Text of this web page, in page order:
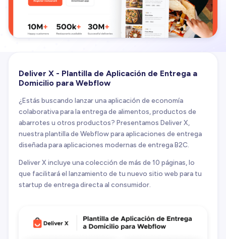
Deliver X - Plantilla de Aplicación de Entrega a
Domicilio para Webflow
¿Estás buscando lanzar una aplicación de economía
colaborativa para la entrega de alimentos, productos de
abarrotes u otros productos? Presentamos Deliver X,
nuestra plantilla de Webflow para aplicaciones de entrega
diseñada para aplicaciones modernas de entrega B2C.
Deliver X incluye una colección de más de 10 páginas, lo
que facilitará el lanzamiento de tu nuevo sitio web para tu
startup de entrega directa al consumidor.